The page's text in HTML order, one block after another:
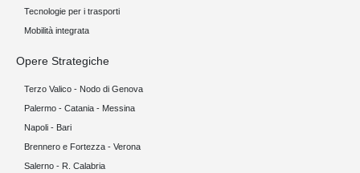
Tecnologie per i trasporti
Mobilità integrata
Opere Strategiche
Terzo Valico - Nodo di Genova
Palermo - Catania - Messina
Napoli - Bari
Brennero e Fortezza - Verona
Salerno - R. Calabria